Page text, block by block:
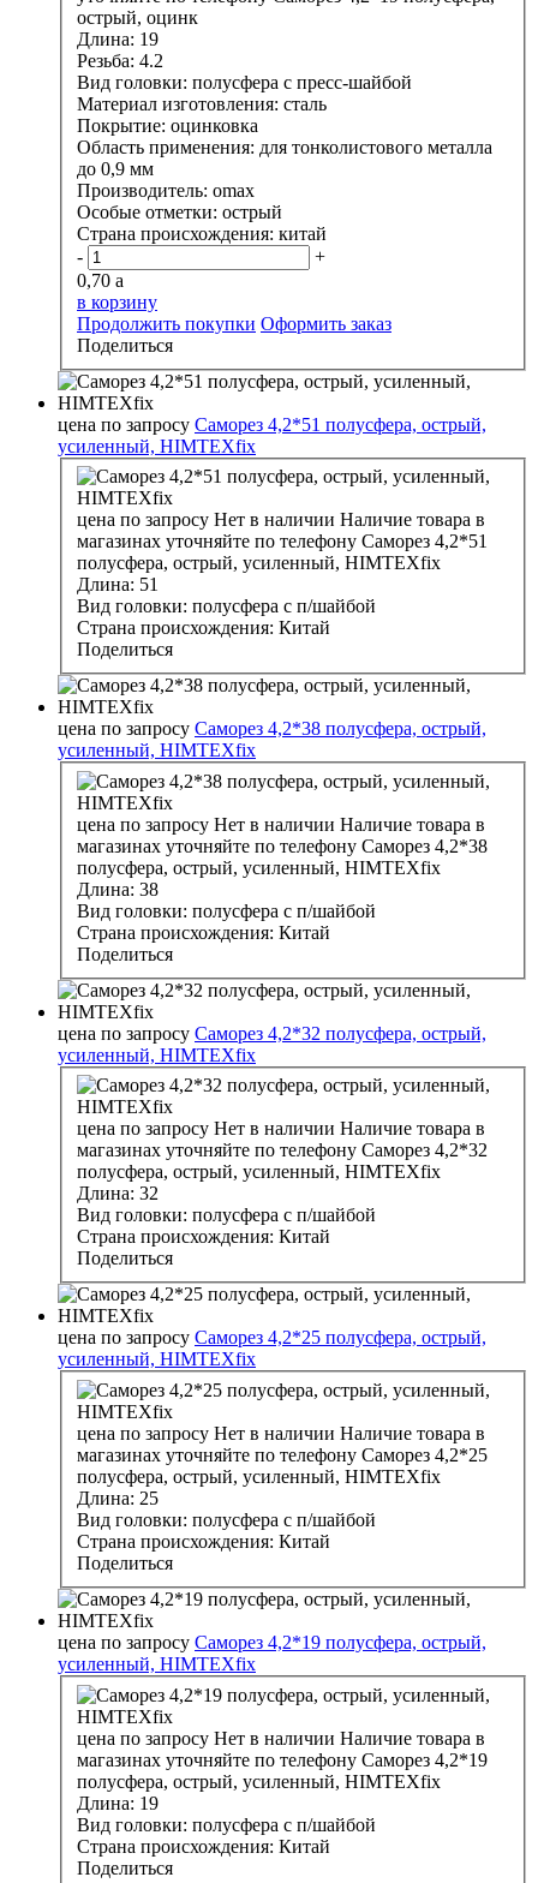
острый, оцинк
Длина: 19
Резьба: 4.2
Вид головки: полусфера с пресс-шайбой
Материал изготовления: сталь
Покрытие: оцинковка
Область применения: для тонколистового металла
до 0,9 мм
Производитель: omax
Особые отметки: острый
Страна происхождения: китай
-
+
0,70 a
в корзину
Продолжить покупки Оформить заказ
Поделиться
цена по запросу Саморез 4,2*51 полусфера, острый,
усиленный, HIMTEXfix
цена по запросу Нет в наличии Наличие товара в
магазинах уточняйте по телефону Саморез 4,2*51
полусфера, острый, усиленный, HIMTEXfix
Длина: 51
Вид головки: полусфера с п/шайбой
Страна происхождения: Китай
Поделиться
цена по запросу Саморез 4,2*38 полусфера, острый,
усиленный, HIMTEXfix
цена по запросу Нет в наличии Наличие товара в
магазинах уточняйте по телефону Саморез 4,2*38
полусфера, острый, усиленный, HIMTEXfix
Длина: 38
Вид головки: полусфера с п/шайбой
Страна происхождения: Китай
Поделиться
цена по запросу Саморез 4,2*32 полусфера, острый,
усиленный, HIMTEXfix
цена по запросу Нет в наличии Наличие товара в
магазинах уточняйте по телефону Саморез 4,2*32
полусфера, острый, усиленный, HIMTEXfix
Длина: 32
Вид головки: полусфера с п/шайбой
Страна происхождения: Китай
Поделиться
цена по запросу Саморез 4,2*25 полусфера, острый,
усиленный, HIMTEXfix
цена по запросу Нет в наличии Наличие товара в
магазинах уточняйте по телефону Саморез 4,2*25
полусфера, острый, усиленный, HIMTEXfix
Длина: 25
Вид головки: полусфера с п/шайбой
Страна происхождения: Китай
Поделиться
цена по запросу Саморез 4,2*19 полусфера, острый,
усиленный, HIMTEXfix
цена по запросу Нет в наличии Наличие товара в
магазинах уточняйте по телефону Саморез 4,2*19
полусфера, острый, усиленный, HIMTEXfix
Длина: 19
Вид головки: полусфера с п/шайбой
Страна происхождения: Китай
Поделиться